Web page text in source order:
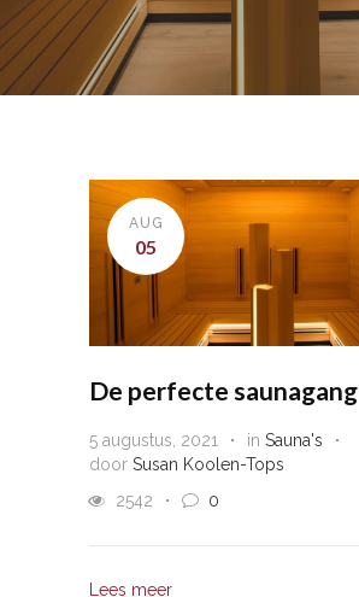
AUG
05
De perfecte saunagang
5 augustus, 2021 in Sauna's
door Susan Koolen-Tops
2542
0
Lees meer